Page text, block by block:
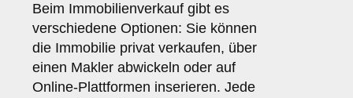
Beim Immobilienverkauf gibt es
verschiedene Optionen: Sie können
die Immobilie privat verkaufen, über
einen Makler abwickeln oder auf
Online-Plattformen inserieren. Jede